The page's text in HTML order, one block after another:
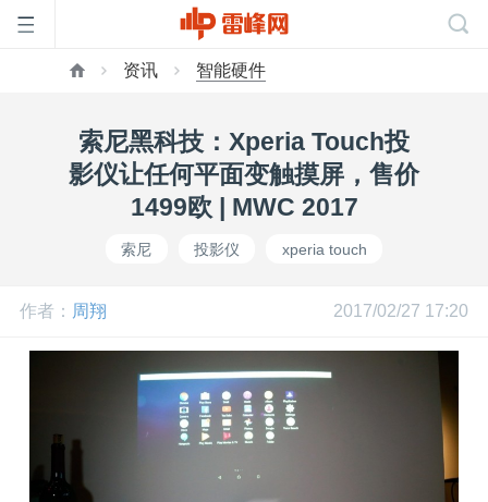
页
开
资讯 智能硬件
索尼黑科技：Xperia Touch投
影仪让任何平面变触摸屏，售价
1499欧 | MWC 2017
索尼 投影仪 xperia touch
作者： 周翔 2017/02/27 17:20